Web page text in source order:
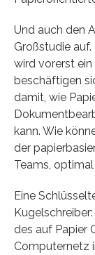
Und auch den
Großstudie
wird vorerst
beschäftigen
damit, wie
kann. Wie
der
Teams,
Eine
des auf Papier
Computernetz